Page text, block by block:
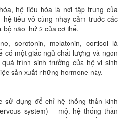
hệ tiêu hóa là nơi tập trung của
hệ tiêu vô cùng nhạy cảm trước các
não thứ 2 của cơ thể.
serotonin, melatonin, cortisol là
có một giấc ngủ chất lượng và ngon
trình sinh trưởng của hệ vi sinh
sản xuất những hormone này.
sử dụng để chỉ hệ thống thần kinh
system) – một hệ thống thần